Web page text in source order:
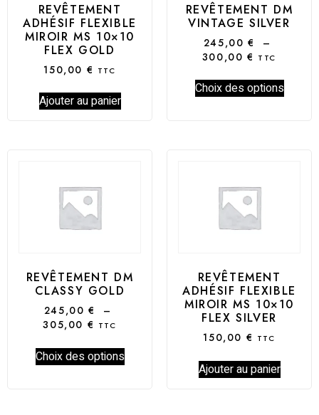
REVÊTEMENT
ADHÉSIF FLEXIBLE
MIROIR MS 10×10
FLEX GOLD
150,00 € TTC
Ajouter au panier
REVÊTEMENT DM
VINTAGE SILVER
245,00€
–
300,00€ TTC
Choix des options
REVÊTEMENT DM
CLASSY GOLD
245,00€
–
305,00 € TTC
Choix des options
REVÊTEMENT
ADHÉSIF FLEXIBLE
MIROIR MS 10×10
FLEX SILVER
150,00 € TTC
Ajouter au panier